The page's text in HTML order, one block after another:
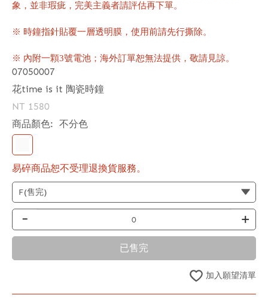
象，並非瑕疵，完美主義者請評估再下單。
※ 時鐘指針貼覆一層透明膜，使用前請先行撕除。
※ 內附一顆3號電池；海外訂單恕無法提供，敬請見諒。
07050007
花time is it 陶瓷時鐘
NT 1580
商品顏色: 不分色
易碎商品恕不受理退換貨服務。
- +
已售完
加入願望清單